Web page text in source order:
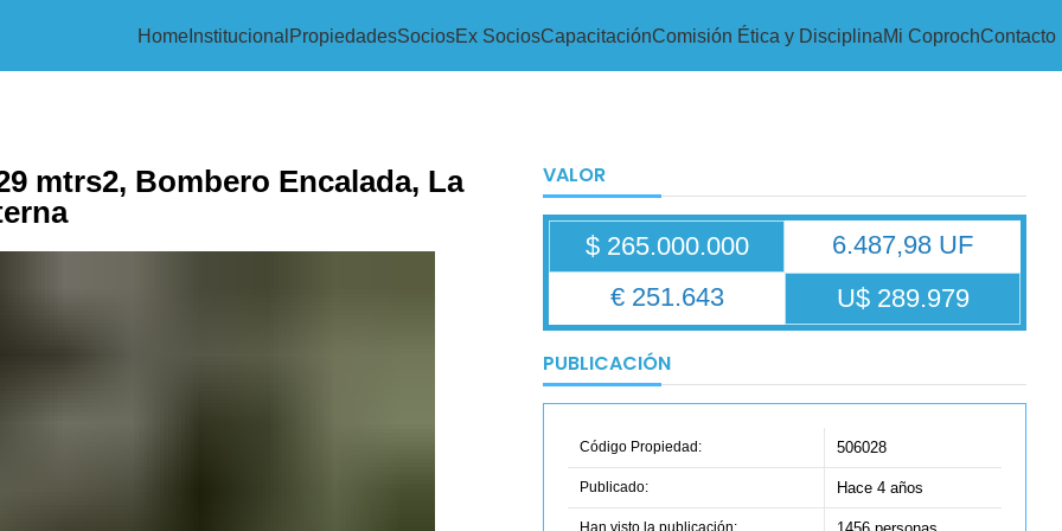
Home Institucional PropiedadesSociosEx SociosCapacitaciónComisión Ética y DisciplinaMi CoprochContacto
mtrs2, Bombero Encalada, La
VALOR
$ 265.000.000
6.487,98 UF
€ 251.643
U$ 289.979
PUBLICACIÓN
Código Propiedad: 506028
Publicado: Hace 4 años
Han visto la publicación: